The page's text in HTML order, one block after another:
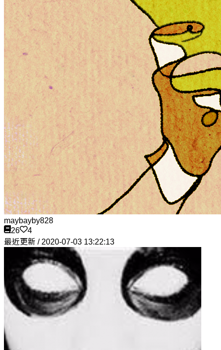
maybayby828
26
4
最近更新 / 2020-07-03 13:22:13